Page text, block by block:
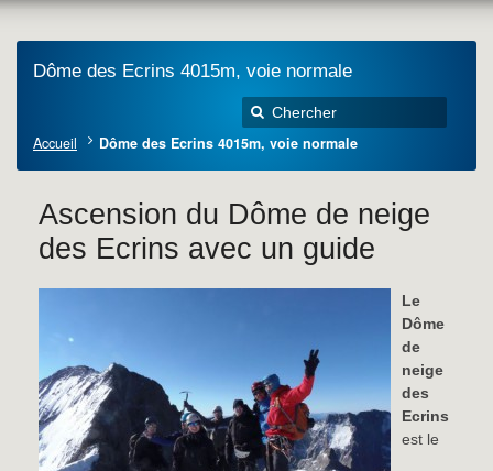
Dôme des Ecrins 4015m, voie normale
Accueil Dôme des Ecrins 4015m, voie normale
Ascension du Dôme de neige
des Ecrins avec un guide
Le
Dôme
de
neige
des
Ecrins
est le